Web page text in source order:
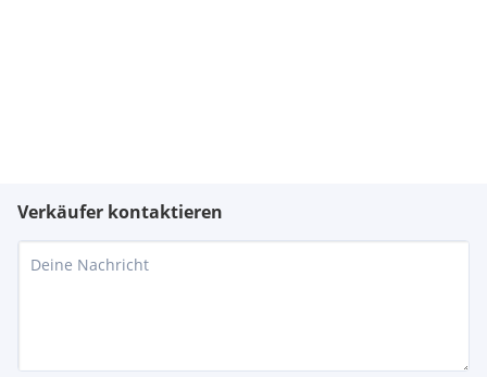
Verkäufer kontaktieren